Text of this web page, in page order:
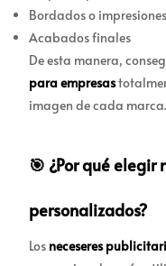
Bordados o impresiones
Acabados finales
De esta manera,
para empresas
imagen de cada marca.
🎯 ¿Por qué elegir
personalizados?
Los neceseres